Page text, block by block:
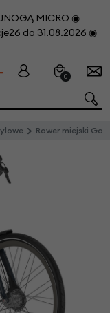
MICRO ◉
do 31.08.2026 ◉
0
Rower miejski Gazelle Esprit T3 Męski